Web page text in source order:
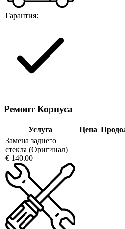
Гарантия:
Ремонт Корпуса
Услуга Цена
Замена заднего
стекла (Оригинал)
€ 140.00